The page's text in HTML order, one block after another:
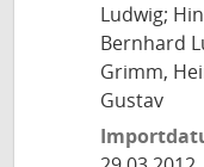
Ludwig;
Bernhard
Grimm,
Gustav